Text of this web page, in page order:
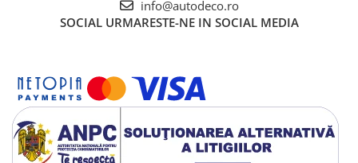
TRICOURI AMUZANTE
TRICOURI CU PROFESII
TRICOURI CUPLURI/TINERI
CASATORITI
TRICOURI DAMA
info@autodeco.ro
SOCIAL URMARESTE-NE IN SOCIAL MEDIA